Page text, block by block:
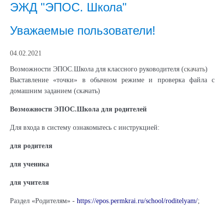
ЭЖД "ЭПОС. Школа"
Уважаемые пользователи!
04.02.2021
Возможности ЭПОС.Школа для классного руководителя (скачать)
Выставление «точки» в обычном режиме и проверка файла с
домашним заданием (скачать)
Возможности ЭПОС.Школа для родителей
Для входа в систему ознакомьтесь с инструкцией:
для родителя
для ученика
для учителя
Раздел «Родителям» - https://epos.permkrai.ru/school/roditelyam/;